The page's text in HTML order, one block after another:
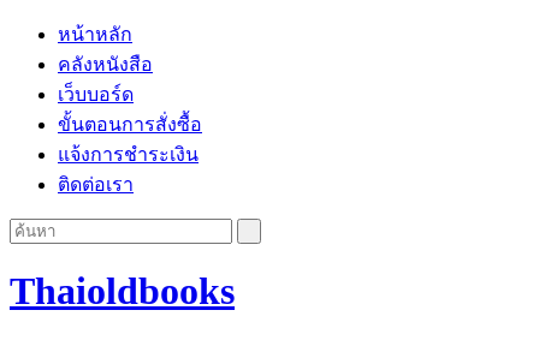
หน้าหลัก
คลังหนังสือ
เว็บบอร์ด
ขั้นตอนการสั่งซื้อ
แจ้งการชำระเงิน
ติดต่อเรา
Thaioldbooks